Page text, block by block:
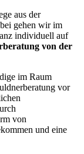
aus der
gehen wir im
individuell auf
von der
im Raum
vor
von
und eine